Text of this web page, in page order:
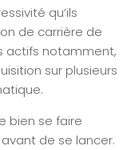
qu’ils
de carrière de
actifs notamment,
sur plusieurs
bien se faire
de se lancer.